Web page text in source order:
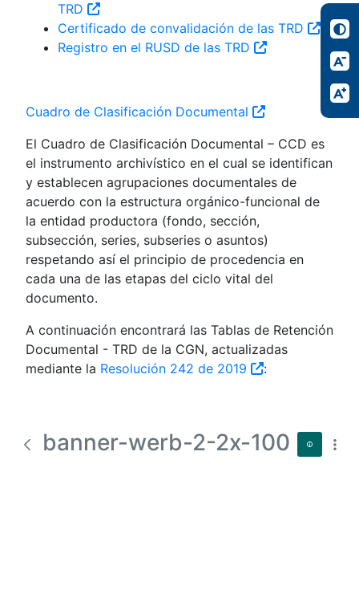
TRD
Certificado de convalidación de las TRD
Registro en el RUSD de las TRD
Cuadro de Clasificación Documental
El Cuadro de Clasificación Documental – CCD es
el instrumento archivístico en el cual se identifican
y establecen agrupaciones documentales de
acuerdo con la estructura orgánico-funcional de
la entidad productora (fondo, sección,
subsección, series, subseries o asuntos)
respetando así el principio de procedencia en
cada una de las etapas del ciclo vital del
documento.
A continuación encontrará las Tablas de Retención
Documental - TRD de la CGN, actualizadas
mediante la Resolución 242 de 2019 :
banner-werb-2-2x-100